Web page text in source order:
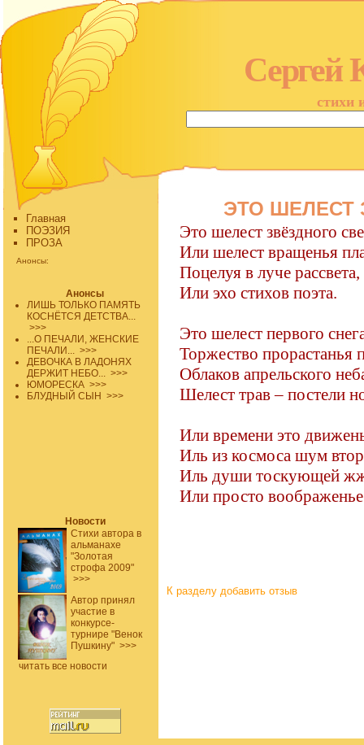
Сергей
стихи
Главная
ПОЭЗИЯ
ПРОЗА
Анонсы:
Анонсы
ЛИШЬ ТОЛЬКО ПАМЯТЬ
КОСНЁТСЯ ДЕТСТВА...
>>>
...О ПЕЧАЛИ, ЖЕНСКИЕ
ПЕЧАЛИ... >>>
ДЕВОЧКА В ЛАДОНЯХ
ДЕРЖИТ НЕБО... >>>
ЮМОРЕСКА >>>
БЛУДНЫЙ СЫН >>>
Новости
Стихи автора в
альманахе
"Золотая
строфа 2009"
>>>
Автор принял
участие в
конкурсе-
турнире "Венок
Пушкину" >>>
читать все новости
ЭТО ШЕЛЕСТ
Это шелест звёздного
Или шелест вращенья
Поцелуя в луче рассвета,
Или эхо стихов поэта.
Это шелест первого
Торжество прорастанья
Облаков апрельского
Шелест трав – постели
Или времени это
Иль из космоса шум
Иль души тоскующей
Или просто
К разделу добавить отзыв